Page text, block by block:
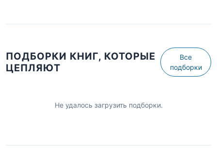
ПОДБОРКИ КНИГ, КОТОРЫЕ
ЦЕПЛЯЮТ
Все
подборки
Не удалось загрузить подборки.